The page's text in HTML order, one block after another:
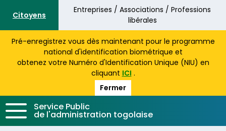
Aller au contenu principal
Citoyens
Entreprises / Associations / Professions
libérales
Pré-enregistrez vous dès maintenant pour le programme
national d'identification biométrique et
obtenez votre Numéro d'Identification Unique (NIU) en
cliquant ICI .
Fermer
Service Public
de l'administration togolaise